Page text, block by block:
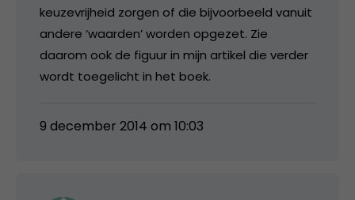
keuzevrijheid zorgen of die bijvoorbeeld vanuit
andere ‘waarden’ worden opgezet. Zie
daarom ook de figuur in mijn artikel die verder
wordt toegelicht in het boek.
9 december 2014 om 10:03